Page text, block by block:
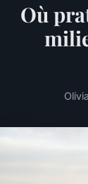
Où
Olivia